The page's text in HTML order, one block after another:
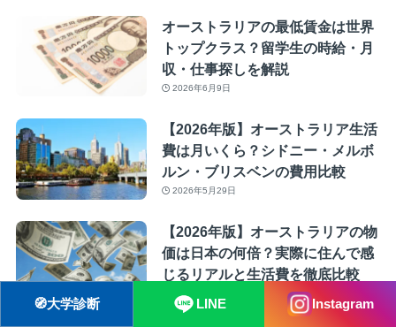
🧭大学診断 LINE Instagram
オーストラリアの最低賃金は世界
トップクラス？留学生の時給・月
収・仕事探しを解説
2026年6月9日
【2026年版】オーストラリア生活
費は月いくら？シドニー・メルボ
ルン・ブリスベンの費用比較
2026年5月29日
【2026年版】オーストラリアの物
価は日本の何倍？実際に住んで感
じるリアルと生活費を徹底比較